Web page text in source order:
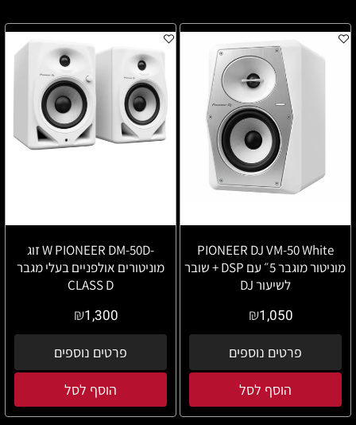
PIONEER DJ VM-50 White
מוניטור מוגבר 5״ עם DSP + שובר
לשיעור DJ
₪1,050
פרטים נוספים
הוסף לסל
-W PIONEER DM-50D זוג
מוניטורים אולפניים בעלי מגבר
CLASS D
₪1,300
פרטים נוספים
הוסף לסל